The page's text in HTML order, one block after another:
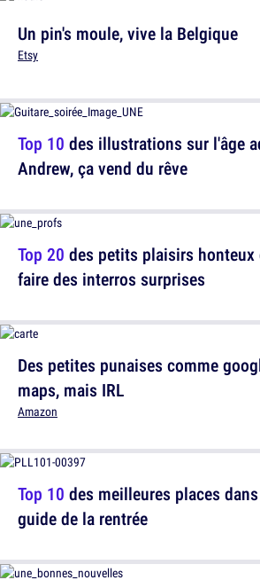
Top 10 des illustrations sur l'âge
Andrew, ça vend du rêve
Des petites punaises comme
maps, mais IRL
Amazon
Un pin's moule, vive la Belgique
Etsy
Top 20 des petits plaisirs honteux
faire des interros surprises
Top 10 des meilleures places
guide de la rentrée